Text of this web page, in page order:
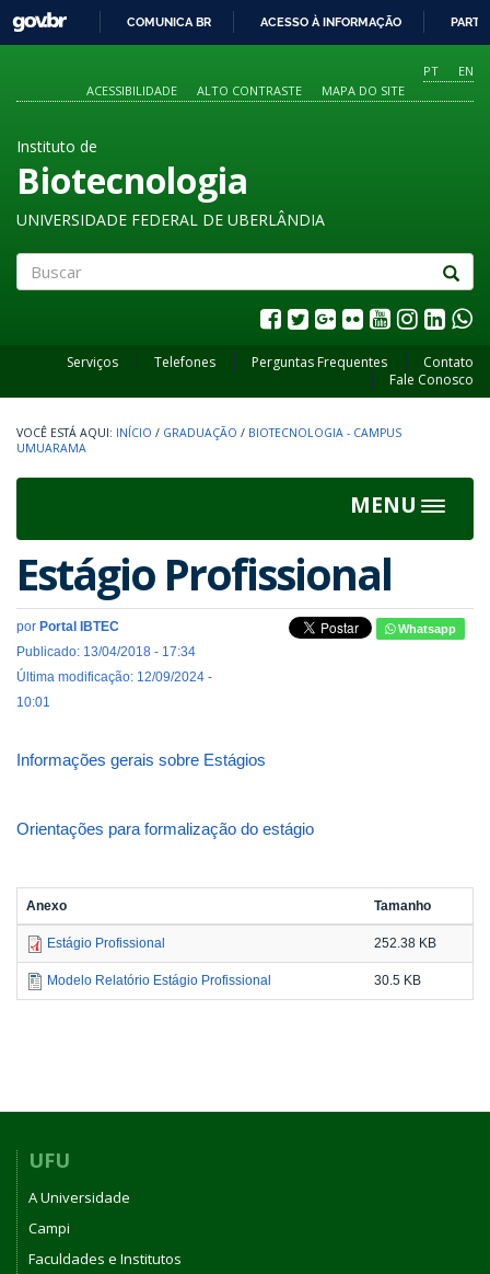
O
CONTEÚDO
GOVBR
COMUNICA BR ACESSO À INFORMAÇÃO
PT
EN
ACESSIBILIDADE
ALTO CONTRASTE MAPA DO SITE
Instituto de
Biotecnologia
UNIVERSIDADE FEDERAL DE UBERLÂNDIA
Serviços Telefones Perguntas Frequentes
Contato
Fale Conosco
INÍCIO / GRADUAÇÃO / BIOTECNOLOGIA - CAMPUS
UMUARAMA
MENU
Toggle
Estágio Profissional
por Portal IBTEC
Publicado: 13/04/2018 - 17:34
Última modificação: 12/09/2024 -
10:01
Whatsapp
Informações gerais sobre Estágios
Orientações para formalização do estágio
Anexo Tamanho
Estágio Profissional 252.38 KB
Modelo Relatório Estágio Profissional 30.5 KB
UFU
A Universidade
Campi
Faculdades e Institutos